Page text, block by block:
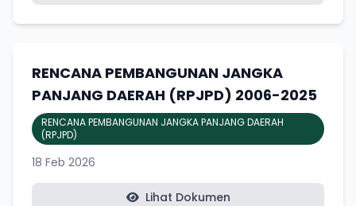
RENCANA PEMBANGUNAN JANGKA
PANJANG DAERAH (RPJPD) 2006-2025
RENCANA PEMBANGUNAN JANGKA PANJANG DAERAH
(RPJPD)
18 Feb 2026
Lihat Dokumen